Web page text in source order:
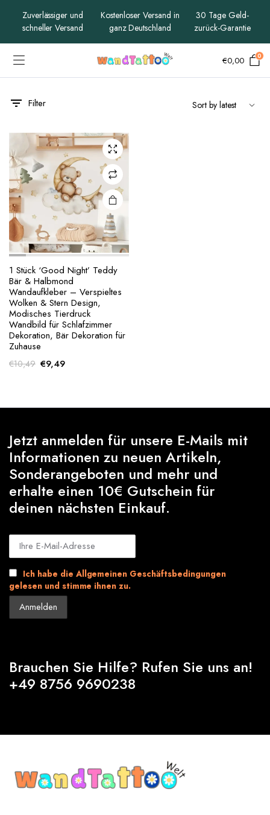
Zuverlässiger und
schneller Versand
Kostenloser Versand in
ganz Deutschland
30 Tage Geld-
zurück-Garantie
€0,00 0
Filter
1 Stück ‘Good Night’ Teddy
Bär & Halbmond
Wandaufkleber – Verspieltes
Wolken & Stern Design,
Modisches Tierdruck
Wandbild für Schlafzimmer
Dekoration, Bär Dekoration für
Zuhause
€10,49 Original
€9,49Current
Jetzt anmelden für unsere E-Mails mit
Informationen zu neuen Artikeln,
Sonderangeboten und mehr und
erhalte einen 10€ Gutschein für
deinen nächsten Einkauf.
Ich habe die Allgemeinen Geschäftsbedingungen
gelesen und stimme ihnen zu.
Brauchen Sie Hilfe? Rufen Sie uns an!
+49 8756 9690238